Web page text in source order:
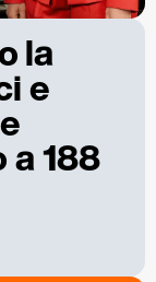
la
e
188